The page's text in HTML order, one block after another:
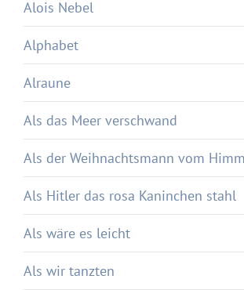
Alois Nebel
Alphabet
Alraune
Als das Meer verschwand
Als der Weihnachtsmann vom
Als Hitler das rosa Kaninchen stahl
Als wäre es leicht
Als wir tanzten